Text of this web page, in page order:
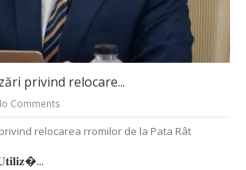
privind relocare...
Comments
relocarea rromilor de la Pata Rât